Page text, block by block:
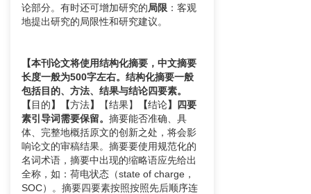
论部分。有时还可增加研究的局限 ：客观
地提出研究的局限性和研究建议。
【本刊论文将使用结构化摘要，中文摘要
长度一般为500字左右。结构化摘要一般
包括目的、方法、结果与结论四要素。
【 目的】【方法】 【结果】 【结论】四要
素引导词需要保留。 摘要能否准确、具
体、完整地概括原文的创新之处，将会影
响论文的审稿结果。摘要要使用规范化的
名词术语，摘要中出现的缩略语应先给出
全称，如：荷电状态（state of charge，
SOC）。摘要四要素按照按照先后顺序连